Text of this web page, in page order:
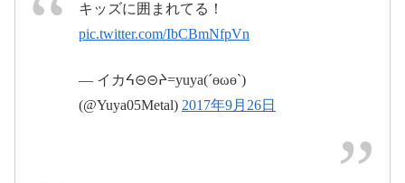
キッズに囲まれてる！
pic.twitter.com/IbCBmNfpVn
— イカᔦ⊝⊝ᔨ=yuya(´өωө`)
(@Yuya05Metal) 2017年9月26日